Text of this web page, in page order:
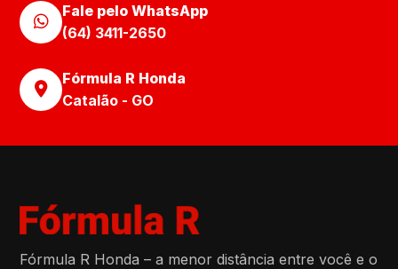
Fale pelo WhatsApp
(64) 3411-2650
Fórmula R Honda
Catalão - GO
Fórmula R Honda – a menor distância entre você e o